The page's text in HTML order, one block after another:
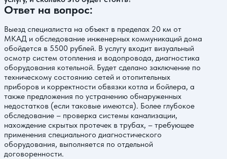
Ответ на вопрос:
Выезд специалиста на объект в пределах 20 км от
МКАД и обследование инженерных коммуникаций дома
обойдется в 5500 рублей. В услугу входит визуальный
осмотр систем отопления и водопровода, диагностика
оборудования котельной. Будет сделано заключение по
техническому состоянию сетей и отопительных
приборов и корректности обвязки котла и бойлера, а
также предложения по устранению обнаруженных
недостатков (если таковые имеются). Более глубокое
обследование – проверка системы канализации,
нахождение скрытых протечек в трубах, – требующее
применения специального диагностического
оборудования, выполняется по отдельной
договоренности.